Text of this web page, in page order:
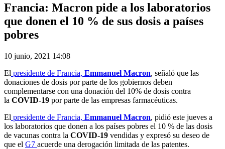
Francia: Macron pide a los laboratorios
que donen el 10 % de sus dosis a países
pobres
10 junio, 2021 14:08
El presidente de Francia, Emmanuel Macron, señaló que las
donaciones de dosis por parte de los gobiernos deben
complementarse con una donación del 10% de dosis contra
la COVID-19 por parte de las empresas farmacéuticas.
El presidente de Francia, Emmanuel Macron, pidió este jueves a
los laboratorios que donen a los países pobres el 10 % de las dosis
de vacunas contra la COVID-19 vendidas y expresó su deseo de
que el G7 acuerde una derogación limitada de las patentes.